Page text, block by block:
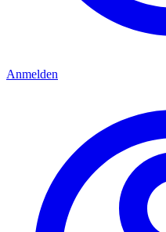
Anmelden